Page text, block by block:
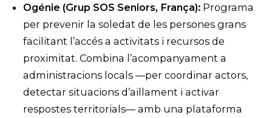
Ogénie (Grup SOS Seniors, França): Programa
per prevenir la soledat de les persones grans
facilitant l’accés a activitats i recursos de
proximitat. Combina l’acompanyament a
administracions locals —per coordinar actors,
detectar situacions d’aïllament i activar
respostes territorials— amb una plataforma